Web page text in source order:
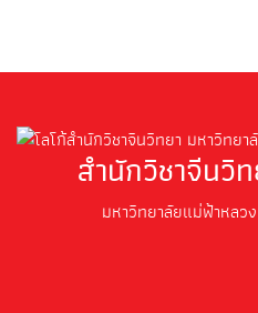
สำนักวิชาจีนวิ
มหาวิทยาลัยแม่ฟ้าหลวง